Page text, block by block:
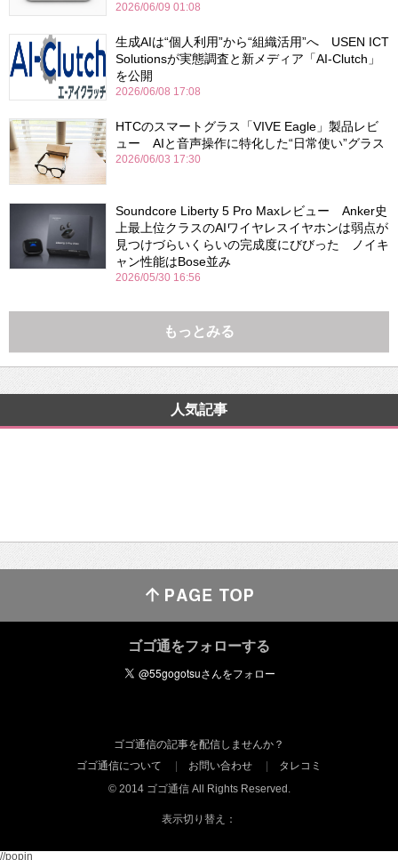
2026/06/09 01:08
生成AIは“個人利用”から“組織活用”へ USEN ICT
Solutionsが実態調査と新メディア「AI-Clutch」
を公開
2026/06/08 17:08
HTCのスマートグラス「VIVE Eagle」製品レビ
ュー AIと音声操作に特化した“日常使い”グラス
2026/06/03 17:30
Soundcore Liberty 5 Pro Maxレビュー Anker史
上最上位クラスのAIワイヤレスイヤホンは弱点が
見つけづらいくらいの完成度にびびった ノイキ
ャン性能はBose並み
2026/05/30 16:56
もっとみる
人気記事
ゴゴ通をフォローする
ゴゴ通信の記事を配信しませんか？
ゴゴ通信について
お問い合わせ
タレコミ
© 2014 ゴゴ通信 All Rights Reserved.
表示切り替え：
//popin